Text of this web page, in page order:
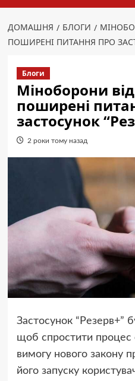
ДОМАШНЯ БЛОГИ
ПОШИРЕНІ ПИТАННЯ ПРО
Блоги
Міноборони
поширені
застосунок
2 роки тому назад
Застосунок “Резерв+”
щоб спростити процес
вимогу нового закону
його запуску